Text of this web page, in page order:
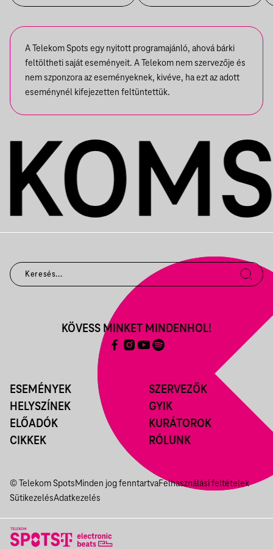
A Telekom Spots egy nyitott programajánló, ahová bárki
feltöltheti saját eseményeit. A Telekom nem szervezője és
nem szponzora az eseményeknek, kivéve, ha ezt az adott
eseménynél kifejezetten feltüntettük.
ESEMÉNYEK
HELYSZÍNEK
ELŐADÓK
CIKKEK
SZERVEZŐK
GYIK
KURÁTOROK
RÓLUNK
KÖVESS MINKET MINDENHOL!
© Telekom SpotsMinden jog fenntartvaFelhasználási feltételek
SütikezelésAdatkezelés